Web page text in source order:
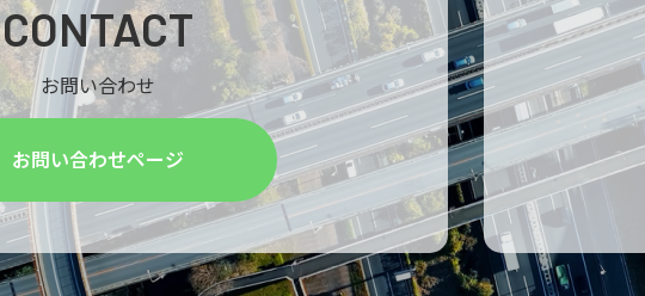
CONTACT
お問い合わせ
お問い合わせページ